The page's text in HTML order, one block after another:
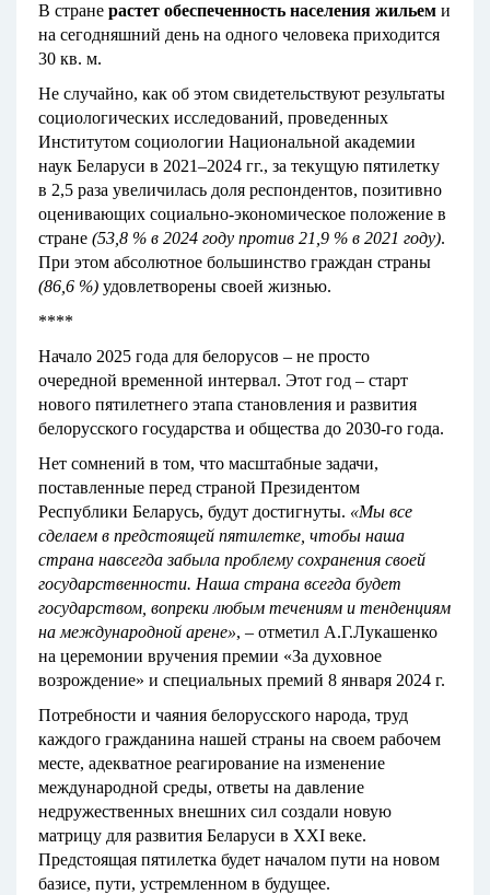
В стране растет обеспеченность населения жильем и
на сегодняшний день на одного человека приходится
30 кв. м.
Не случайно, как об этом свидетельствуют результаты
социологических исследований, проведенных
Институтом социологии Национальной академии
наук Беларуси в 2021–2024 гг., за текущую пятилетку
в 2,5 раза увеличилась доля респондентов, позитивно
оценивающих социально-экономическое положение в
стране (53,8 % в 2024 году против 21,9 % в 2021 году).
При этом абсолютное большинство граждан страны
(86,6 %) удовлетворены своей жизнью.
****
Начало 2025 года для белорусов – не просто
очередной временной интервал. Этот год – старт
нового пятилетнего этапа становления и развития
белорусского государства и общества до 2030-го года.
Нет сомнений в том, что масштабные задачи,
поставленные перед страной Президентом
Республики Беларусь, будут достигнуты. «Мы все
сделаем в предстоящей пятилетке, чтобы наша
страна навсегда забыла проблему сохранения своей
государственности. Наша страна всегда будет
государством, вопреки любым течениям и тенденциям
на международной арене», – отметил А.Г.Лукашенко
на церемонии вручения премии «За духовное
возрождение» и специальных премий 8 января 2024 г.
Потребности и чаяния белорусского народа, труд
каждого гражданина нашей страны на своем рабочем
месте, адекватное реагирование на изменение
международной среды, ответы на давление
недружественных внешних сил создали новую
матрицу для развития Беларуси в XXI веке.
Предстоящая пятилетка будет началом пути на новом
базисе, пути, устремленном в будущее.